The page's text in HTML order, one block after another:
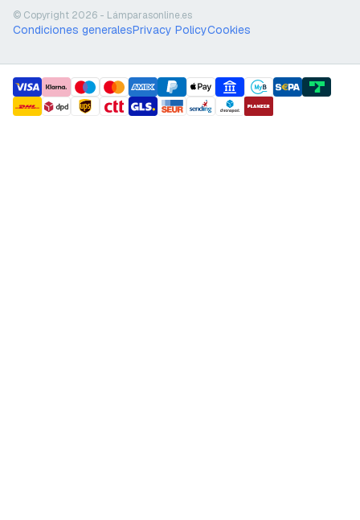
© Copyright 2026 - Lámparasonline.es
Condiciones generalesPrivacy PolicyCookies
payment methods
shipment methods